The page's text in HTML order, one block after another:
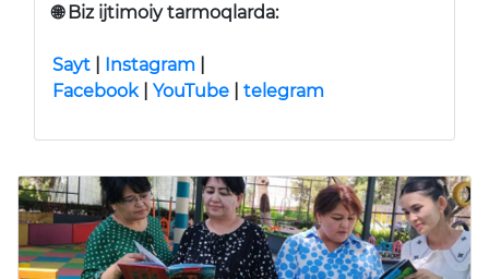
🌐 Biz ijtimoiy tarmoqlarda:
Sayt Instagram
Facebook| YouTube telegram